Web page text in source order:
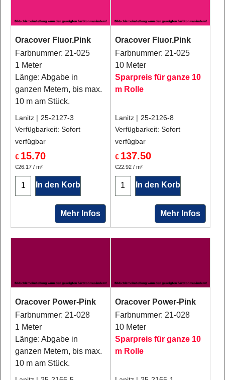
Oracover Fluor.Pink
Farbnummer: 21-025
1 Meter
Länge: Abgabe in
ganzen Metern, bis max.
10 m am Stück.
€ 15.70
€26.17 / m²
Lanitz
25-2127-3
Verfügbarkeit: Sofort
verfügbar
In den Korb
Mehr Infos
Oracover Fluor.Pink
Farbnummer: 21-025
10 Meter
Sparpreis für ganze 10
m Rolle
€ 137.50
€22.92/ m²
Lanitz
25-2126-8
Verfügbarkeit: Sofort
verfügbar
In den Korb
Mehr Infos
Oracover Power-Pink
Farbnummer: 21-028
1 Meter
Länge: Abgabe in
ganzen Metern, bis max.
10 m am Stück.
Oracover Power-Pink
Farbnummer: 21-028
10 Meter
Sparpreis für ganze 10
m Rolle